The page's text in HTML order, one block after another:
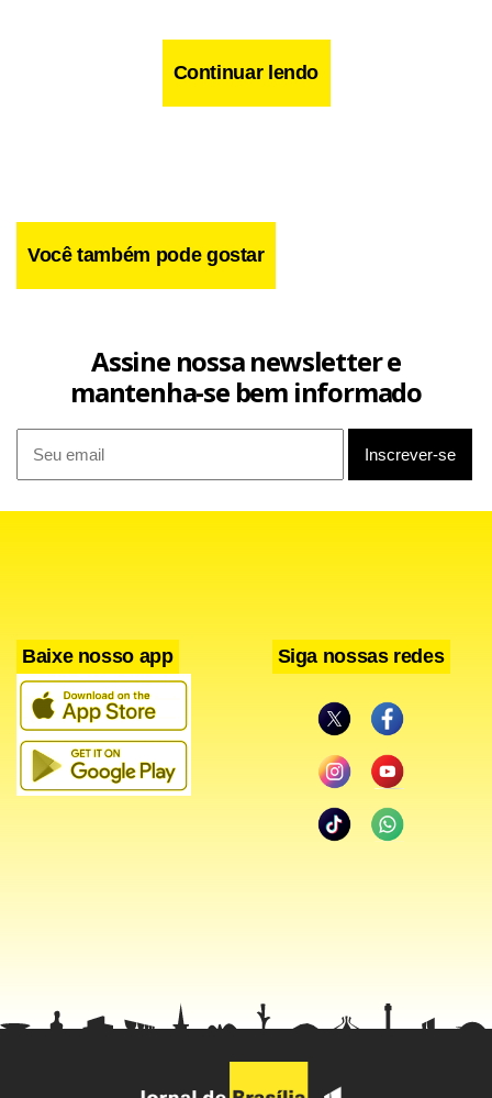
As duas devem protagonizar apenas um dos confrontos da
disputa feminina, que terá ainda nomes como Ednalva
Facebook
WhatsApp
LinkedIn Telegram
Share
Continuar lendo
Você também pode gostar
Assine nossa newsletter e
mantenha-se bem informado
Baixe nosso app Siga nossas redes